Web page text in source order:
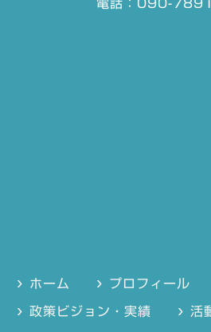
電話：090-
ホーム プロフィール
政策ビジョン・実績 活